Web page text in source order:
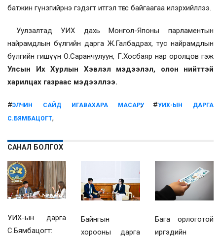
батжин гүнзгийрнэ гэдэгт итгэл төгс байгаагаа илэрхийллээ.
Уулзалтад УИХ дахь Монгол-Японы парламентын
найрамдлын бүлгийн дарга Ж.Галбадрах, тус найрамдлын
бүлгийн гишүүн О.Саранчулуун, Г.Хосбаяр нар оролцов гэж
Улсын Их Хурлын Хэвлэл мэдээлэл, олон нийттэй
харилцах газраас мэдээллээ.
#ЭЛЧИН САЙД ИГАВАХАРА МАСАРҮ, #УИХ-ЫН ДАРГА
С.БЯМБАЦОГТ,
САНАЛ БОЛГОХ
УИХ-ын дарга
С.Бямбацогт:
Байнгын
хорооны дарга
Бага орлоготой
иргэдийн